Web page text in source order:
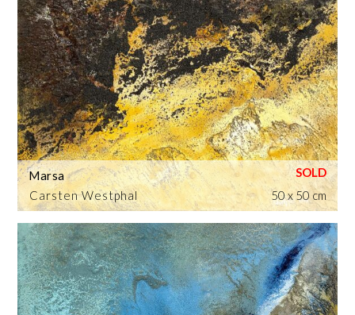
Carsten Westphal
Marsa
50 x 50 cm